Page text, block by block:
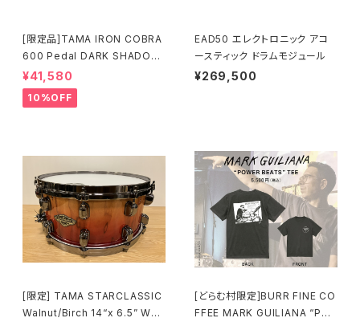
[限定品]TAMA IRON COBRA
600 Pedal DARK SHADOW
Edition Twin Pedal HP600
DTWMB
¥41,580
10%OFF
EAD50 エレクトロニック アコ
ースティック ドラムモジュール
¥269,500
[限定] TAMA STARCLASSIC
Walnut/Birch 14“x 6.5” WBS
[どらむ村限定]BURR FINE CO
FFEE MARK GUILIANA “PO